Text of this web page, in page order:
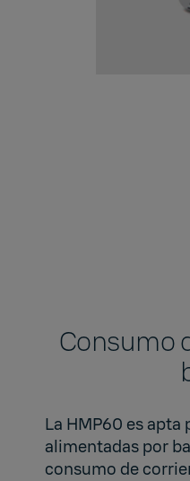
Consumo
La HMP60 es
alimentadas por
consumo de